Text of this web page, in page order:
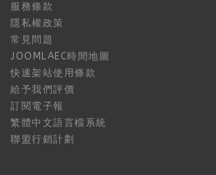
服務條款
隱私權政策
常見問題
JOOMLAEC時間地圖
快速架站使用條款
給予我們評價
訂閱電子報
繁體中文語言檔系統
聯盟行銷計劃